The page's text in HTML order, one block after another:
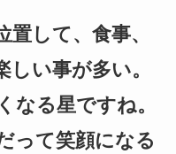
して、食事、
い事が多い。
なる星ですね。
って笑顔になる